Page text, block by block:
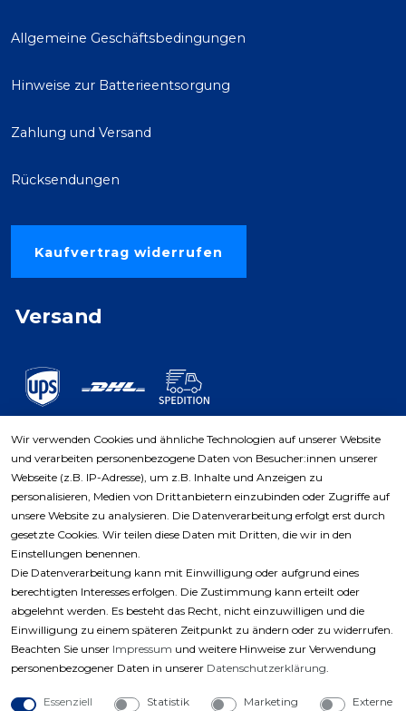
Allgemeine Geschäftsbedingungen
Hinweise zur Batterieentsorgung
Zahlung und Versand
Rücksendungen
Kaufvertrag widerrufen
Versand
Zahlungsarten
Wir verwenden Cookies und ähnliche Technologien auf unserer Website
und verarbeiten personenbezogene Daten von Besucher:innen unserer
Webseite (z.B. IP-Adresse), um z.B. Inhalte und Anzeigen zu
personalisieren, Medien von Drittanbietern einzubinden oder Zugriffe auf
unsere Website zu analysieren. Die Datenverarbeitung erfolgt erst durch
gesetzte Cookies. Wir teilen diese Daten mit Dritten, die wir in den
Einstellungen benennen.
Die Datenverarbeitung kann mit Einwilligung oder aufgrund eines
berechtigten Interesses erfolgen. Die Zustimmung kann erteilt oder
abgelehnt werden. Es besteht das Recht, nicht einzuwilligen und die
Einwilligung zu einem späteren Zeitpunkt zu ändern oder zu widerrufen.
Beachten Sie unser Impressum und weitere Hinweise zur Verwendung
personenbezogener Daten in unserer Daten­schutz­erklärung.
Essenziell Statistik Marketing Externe